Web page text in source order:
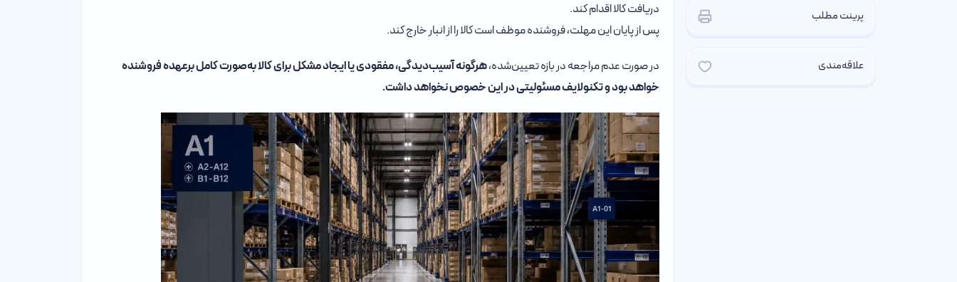
دریافت کالا اقدام کند.
پس از پایان این مهلت، فروشنده موظف است کالا را از انبار خارج کند.
در صورت عدم مراجعه در بازه تعیین‌شده،هرگونه آسیب‌دیدگی، مفقودی یا ایجاد مشکل برای کالا به‌صورت کامل برعهده فروشنده
خواهد بودو تکنولایف مسئولیتی در این خصوص نخواهد داشت.
پرینت مطلب
علاقه‌مندی